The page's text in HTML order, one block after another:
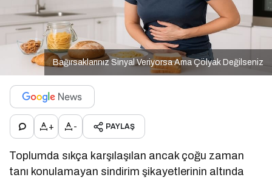
Bağırsaklarınız Sinyal Veriyorsa Ama Çölyak Değilseniz
+ - PAYLAŞ
Toplumda sıkça karşılaşılan ancak çoğu zaman
tanı konulamayan sindirim şikayetlerinin altında